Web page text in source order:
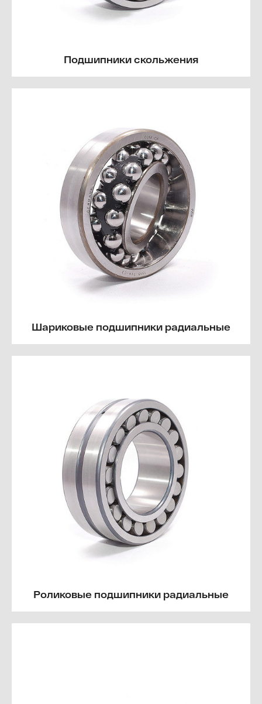
Подшипники скольжения
Шариковые подшипники радиальные
Роликовые подшипники радиальные